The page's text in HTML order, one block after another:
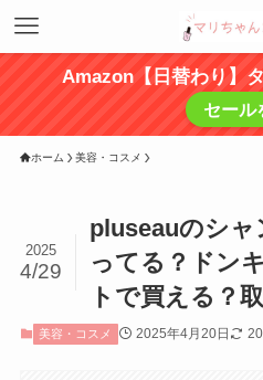
Amazon【日替わり】
セール
ホーム 美容・コスメ
pluseauのシ
ってる？ドン
トで買える？
2025
4/29
美容・コスメ 2025年4月20日